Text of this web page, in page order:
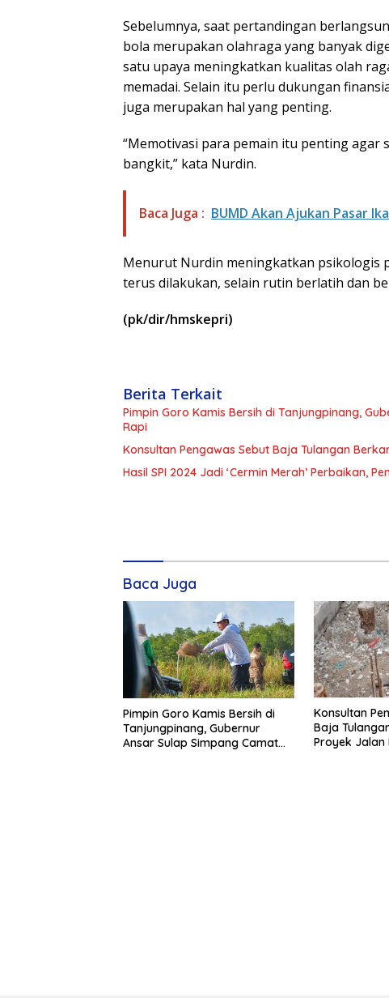
Sebelumnya, saat pertandingan
bola merupakan olahraga yang banyak
satu upaya meningkatkan kualitas olah
memadai. Selain itu perlu dukungan
juga merupakan hal yang penting.
“Memotivasi para pemain itu penting agar
bangkit,” kata Nurdin.
Baca Juga : BUMD Akan Ajukan Pasar
Menurut Nurdin meningkatkan psikologis
terus dilakukan, selain rutin berlatih dan
(pk/dir/hmskepri)
Berita Terkait
Pimpin Goro Kamis Bersih di Tanjungpinang,
Rapi
Konsultan Pengawas Sebut Baja Tulangan
Hasil SPI 2024 Jadi ‘Cermin Merah’ Perbaikan,
Baca Juga
Pimpin Goro Kamis Bersih di
Tanjungpinang, Gubernur
Ansar Sulap Simpang Camat
Konsultan
Baja
Proyek Jalan